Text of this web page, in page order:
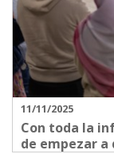
11/11/2025
Con toda la
de empezar